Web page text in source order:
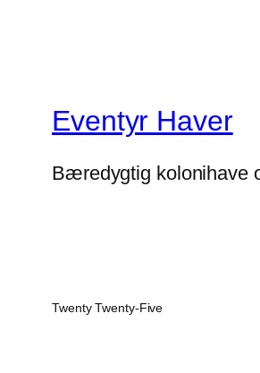
Eventyr Haver
Bæredygtig kolonihave
Twenty Twenty-Five